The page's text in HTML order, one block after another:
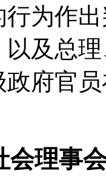
为作
以及总
政府官
会理事